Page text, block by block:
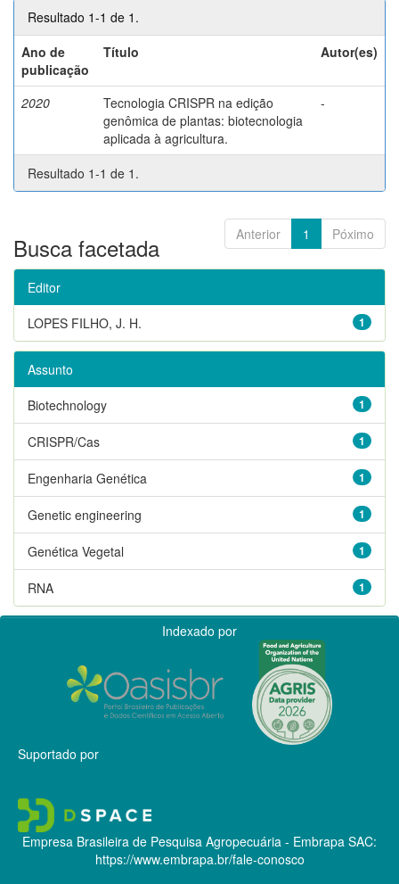
Resultado 1-1 de 1.
Ano de
publicação
Título Autor(es)
2020
Tecnologia CRISPR na edição
genômica de plantas: biotecnologia
aplicada à agricultura.
-
Resultado 1-1 de 1.
Anterior 1 Póximo
Busca facetada
Editor
1
LOPES FILHO, J. H.
Assunto
1
Biotechnology
1
CRISPR/Cas
1
Engenharia Genética
1
Genetic engineering
1
Genética Vegetal
1
RNA
Indexado por
Suportado por
Empresa Brasileira de Pesquisa Agropecuária - Embrapa SAC:
https://www.embrapa.br/fale-conosco